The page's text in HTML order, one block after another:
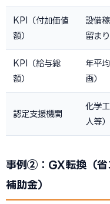
KPI（付加価値
額）
設備
留まり
KPI（給与総
額）
年平
画）
認定支援機関
化学
人等）
事例②：GX転換（省
補助金）